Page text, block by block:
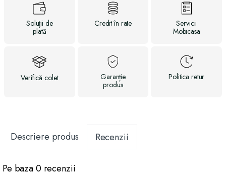
Soluții de
plată
Creditîn rate
Servicii
Mobicasa
Verificăcolet
Garanție
produs
Politicaretur
Descriere produs Recenzii
Pe baza 0 recenzii